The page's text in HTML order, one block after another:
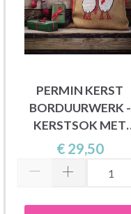
PERMIN KERST
BORDUURWERK -
KERSTSOK MET
GANZEN 39X55CM
€ 29,50